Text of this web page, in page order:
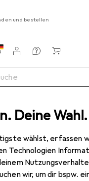
Deine Wahl.
wählst, erfassen
Technologien
wir, um dir bspw.
und bestellen
Feuchttücher
17 Bilder